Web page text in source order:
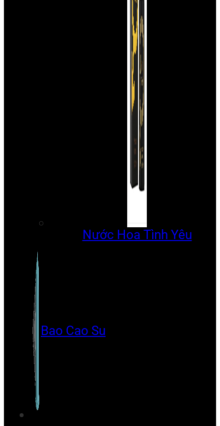
Nước Hoa Tình Yêu
Bao Cao Su